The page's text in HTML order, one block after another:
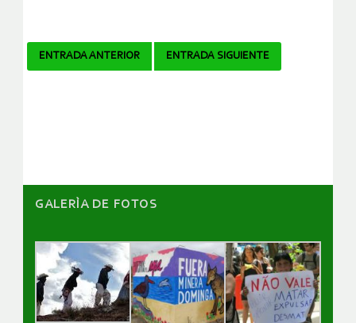
Navegador
ENTRADA ANTERIOR ENTRADA SIGUIENTE
GALERÌA DE FOTOS